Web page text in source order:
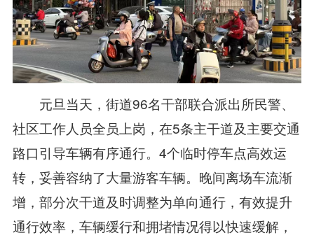
元旦当天，街道96名干部联合派出所民警、
社区工作人员全员上岗，在5条主干道及主要交通
路口引导车辆有序通行。4个临时停车点高效运
转，妥善容纳了大量游客车辆。晚间离场车流渐
增，部分次干道及时调整为单向通行，有效提升
通行效率，车辆缓行和拥堵情况得以快速缓解，